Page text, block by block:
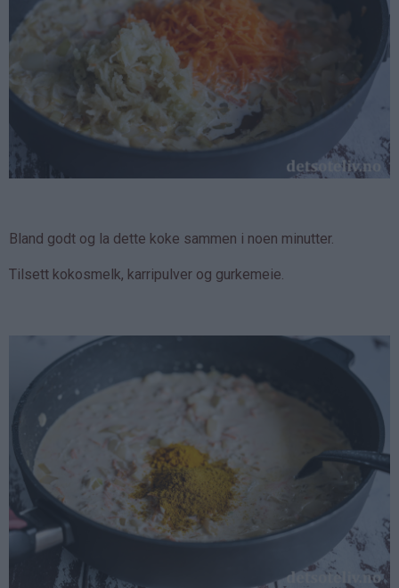
Bland godt og la dette koke sammen i noen minutter.
Tilsett kokosmelk, karripulver og gurkemeie.